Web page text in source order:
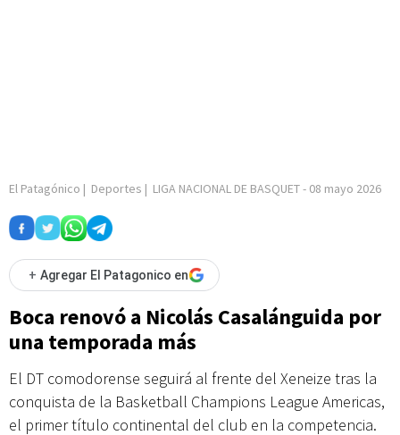
El Patagónico | Deportes | LIGA NACIONAL DE BASQUET- 08 mayo 2026
+ Agregar El Patagonico en
Boca renovó a Nicolás Casalánguida por
una temporada más
El DT comodorense seguirá al frente del Xeneize tras la
conquista de la Basketball Champions League Americas,
el primer título continental del club en la competencia.